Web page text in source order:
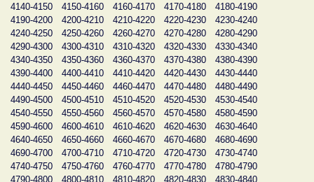
4140-4150
4150-4160 4160-4170 4170-4180
4180-4190
4190-4200
4200-4210 4210-4220 4220-4230
4230-4240
4240-4250
4250-4260 4260-4270 4270-4280
4280-4290
4290-4300
4300-4310 4310-4320 4320-4330
4330-4340
4340-4350
4350-4360 4360-4370 4370-4380
4380-4390
4390-4400
4400-4410 4410-4420 4420-4430
4430-4440
4440-4450
4450-4460 4460-4470 4470-4480
4480-4490
4490-4500
4500-4510 4510-4520 4520-4530
4530-4540
4540-4550
4550-4560 4560-4570 4570-4580
4580-4590
4590-4600
4600-4610 4610-4620 4620-4630
4630-4640
4640-4650
4650-4660 4660-4670 4670-4680
4680-4690
4690-4700
4700-4710 4710-4720 4720-4730
4730-4740
4740-4750
4750-4760 4760-4770 4770-4780
4780-4790
4790-4800
4800-4810 4810-4820 4820-4830
4830-4840